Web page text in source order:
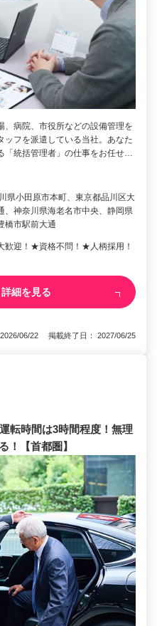
、病院、市役所などの設備管理を
ッフを派遣している当社。あなた
「統括管理者」の仕事をお任せ…
県小田原市本町、東京都品川区大
、神奈川県海老名市中央、静岡県
橋市駅前大通
歓迎！★資格不問！★人柄採用！
詳細を見る
06/22 掲載終了日： 2027/06/25
転時間は3時間程度！無理
！【首都圏】